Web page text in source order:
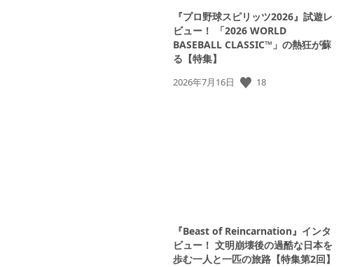
『プロ野球スピリッツ2026』試遊レ
ビュー！ 「2026 WORLD
BASEBALL CLASSIC™」の熱狂が蘇
る【特集】
公
2026年7月16日 18
『Beast of Reincarnation』インタ
ビュー！ 文明崩壊後の過酷な日本を
歩む一人と一匹の旅路【特集第2回】